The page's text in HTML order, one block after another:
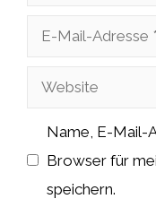
Adresse
Website
Name, E-Mail-
Browser für
speichern.